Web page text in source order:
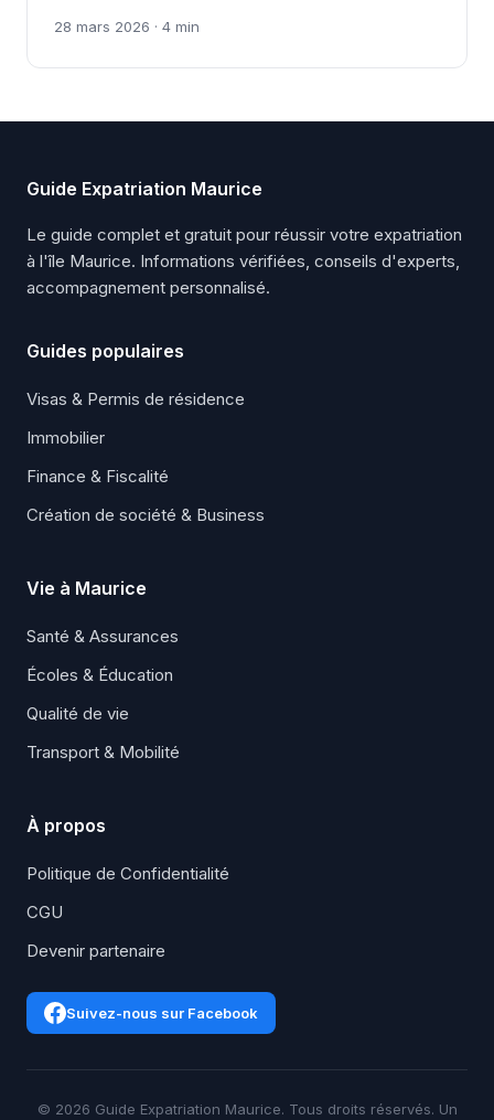
28 mars 2026 · 4 min
Guide Expatriation Maurice
Le guide complet et gratuit pour réussir votre expatriation
à l'île Maurice. Informations vérifiées, conseils d'experts,
accompagnement personnalisé.
Guides populaires
Visas & Permis de résidence
Immobilier
Finance & Fiscalité
Création de société & Business
Vie à Maurice
Santé & Assurances
Écoles & Éducation
Qualité de vie
Transport & Mobilité
À propos
Politique de Confidentialité
CGU
Devenir partenaire
Suivez-nous sur Facebook
© 2026 Guide Expatriation Maurice. Tous droits réservés. Un